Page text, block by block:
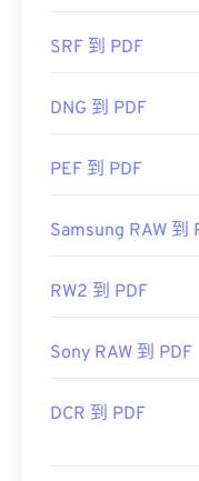
https://
adobe/about-
SRF 到 PDF
DNG 到 PDF
PEF 到 PDF
Samsung RAW 到
RW2 到 PDF
Sony RAW 到 PDF
DCR 到 PDF